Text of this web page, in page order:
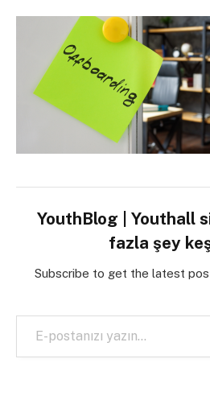
YouthBlog | Youthall
fazla şey
Subscribe to get the latest
E-postanızı yazın…